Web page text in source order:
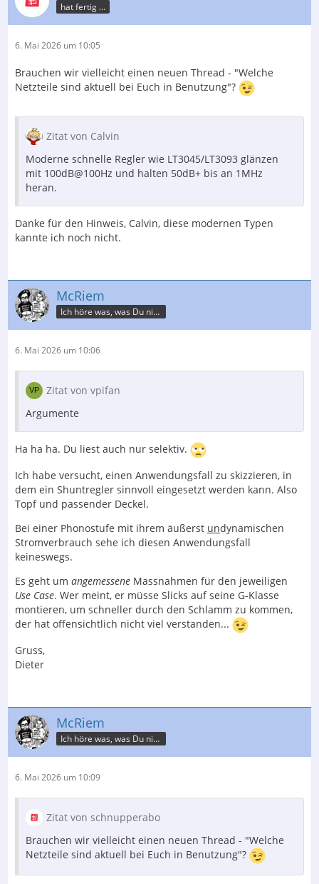
hat fertig ...
6. Mai 2026 um 10:05
Brauchen wir vielleicht einen neuen Thread - "Welche
Netzteile sind aktuell bei Euch in Benutzung"?
Zitat von Calvin
Moderne schnelle Regler wie LT3045/LT3093 glänzen
mit 100dB@100Hz und halten 50dB+ bis an 1MHz
heran.
Danke für den Hinweis, Calvin, diese modernen Typen
kannte ich noch nicht.
McRiem
Ich höre was, was Du nicht misst.
6. Mai 2026 um 10:06
Zitat von vpifan
Argumente
Ha ha ha. Du liest auch nur selektiv.
Ich habe versucht, einen Anwendungsfall zu skizzieren, in
dem ein Shuntregler sinnvoll eingesetzt werden kann. Also
Topf und passender Deckel.
Bei einer Phonostufe mit ihrem äußerst undynamischen
Stromverbrauch sehe ich diesen Anwendungsfall
keineswegs.
Es geht um angemessene Massnahmen für den jeweiligen
Use Case. Wer meint, er müsse Slicks auf seine G-Klasse
montieren, um schneller durch den Schlamm zu kommen,
der hat offensichtlich nicht viel verstanden...
Gruss,
Dieter
McRiem
Ich höre was, was Du nicht misst.
6. Mai 2026 um 10:09
Zitat von schnupperabo
Brauchen wir vielleicht einen neuen Thread - "Welche
Netzteile sind aktuell bei Euch in Benutzung"?